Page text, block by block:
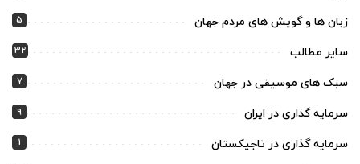
زبان ها و گویش های مردم جهان 5
سایر مطالب 32
سبک های موسیقی در جهان 7
سرمایه گذاری در ایران 9
سرمایه گذاری در تاجیکستان 1